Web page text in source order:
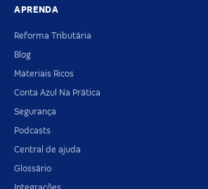
APRENDA
Reforma Tributária
Blog
Materiais Ricos
Conta Azul Na Prática
Segurança
Podcasts
Central de ajuda
Glossário